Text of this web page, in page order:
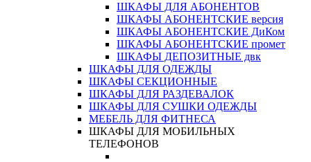
ШКАФЫ ДЛЯ АБОНЕНТОВ
ШКАФЫ АБОНЕНТСКИЕ версия
ШКАФЫ АБОНЕНТСКИЕ ДиКом
ШКАФЫ АБОНЕНТСКИЕ промет
ШКАФЫ ДЕПОЗИТНЫЕ двк
ШКАФЫ ДЛЯ ОДЕЖДЫ
ШКАФЫ СЕКЦИОННЫЕ
ШКАФЫ ДЛЯ РАЗДЕВАЛОК
ШКАФЫ ДЛЯ СУШКИ ОДЕЖДЫ
МЕБЕЛЬ ДЛЯ ФИТНЕСА
ШКАФЫ ДЛЯ МОБИЛЬНЫХ
ТЕЛЕФОНОВ